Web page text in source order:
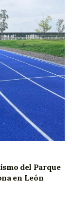
del Parque
en León